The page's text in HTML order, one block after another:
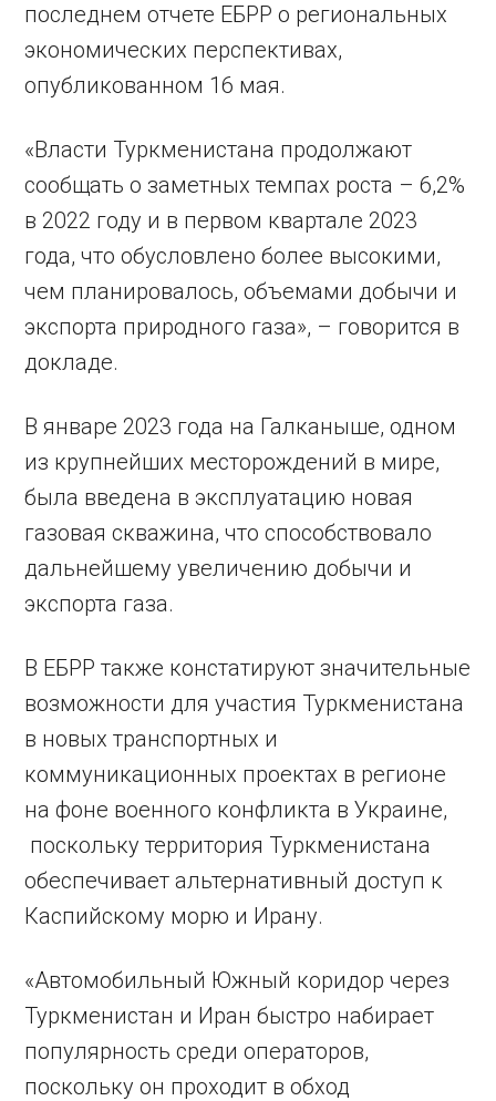
последнем отчете ЕБРР о региональных
экономических перспективах,
опубликованном 16 мая.
«Власти Туркменистана продолжают
сообщать о заметных темпах роста – 6,2%
в 2022 году и в первом квартале 2023
года, что обусловлено более высокими,
чем планировалось, объемами добычи и
экспорта природного газа», – говорится в
докладе.
В январе 2023 года на Галканыше, одном
из крупнейших месторождений в мире,
была введена в эксплуатацию новая
газовая скважина, что способствовало
дальнейшему увеличению добычи и
экспорта газа.
В ЕБРР также констатируют значительные
возможности для участия Туркменистана
в новых транспортных и
коммуникационных проектах в регионе
на фоне военного конфликта в Украине,
поскольку территория Туркменистана
обеспечивает альтернативный доступ к
Каспийскому морю и Ирану.
«Автомобильный Южный коридор через
Туркменистан и Иран быстро набирает
популярность среди операторов,
поскольку он проходит в обход